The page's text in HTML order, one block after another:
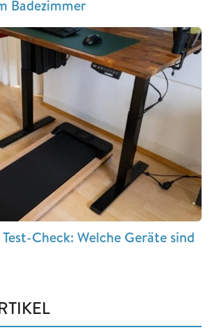
Badezimmer
Check: Welche Geräte sind